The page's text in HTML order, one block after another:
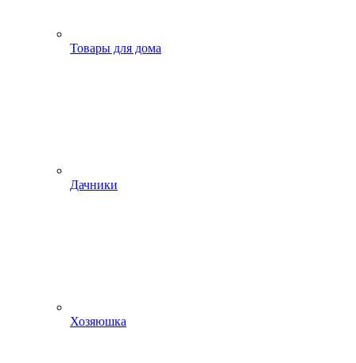
Товары для дома
Дачники
Хозяюшка